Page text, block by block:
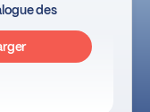
des